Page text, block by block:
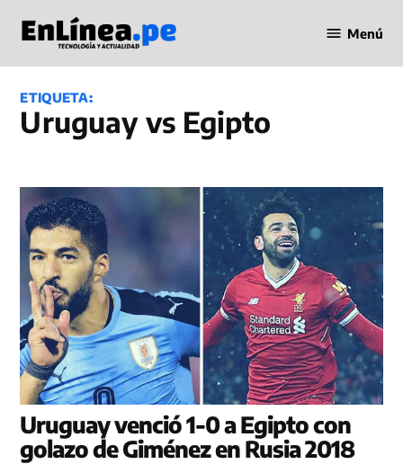
contenido
en Línea
Menú
ETIQUETA:
Uruguay vs Egipto
Uruguay venció 1-0 a Egipto con
golazo de Giménez en Rusia 2018